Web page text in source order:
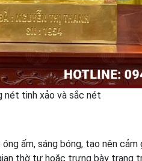
nét tinh xảo và sắc nét
ấm, sáng bóng, tạo nên cảm
thờ tự hoặc trưng bày trang